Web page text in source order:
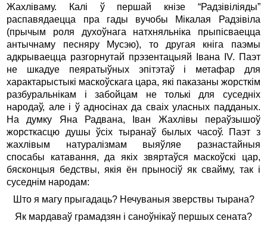
Жахліваму. Калі ў першай кнізе “Радзівіліяды”
распавядаецца пра гады вучобы Мікалая Радзівіла
(прычым роля духоўнага натхняльніка прыпісваецца
антычнаму песняру Мусэю), то другая кніга паэмы
адкрываецца разгорнутай прэзентацыяй Івана IV. Паэт
не шкадуе пеяратыўных эпітэтаў і метафар для
характарыстыкі маскоўскага цара, які паказаны жорсткім
разбуральнікам і забойцам не толькі для суседніх
народаў, але і ў адносінах да сваіх уласных падданых.
На думку Яна Радвана, Іван Жахлівы пераўзышоў
жорсткасцю душы ўсіх тыранаў былых часоў. Паэт з
жахлівым натуралізмам выяўляе разнастайныя
спосабы катавання, да якіх звяртаўся маскоўскі цар,
бясконцыя бедствы, якія ён прыносіў як свайму, так і
суседнім народам:
Што я магу прыгадаць? Нечуваныя зверствы тырана?
Як мардаваў грамадзян і саноўнікаў першых сената?